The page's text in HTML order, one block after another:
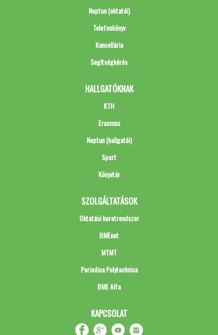
Neptun (oktatói)
Telefonkönyv
Kancellária
Segítségkérés
HALLGATÓKNAK
KTH
Erasmus
Neptun (hallgatói)
Sport
Könyvtár
SZOLGÁLTATÁSOK
Oktatási keretrendszer
BMEnet
MTMT
Periodica Polytechnica
BME Alfa
KAPCSOLAT